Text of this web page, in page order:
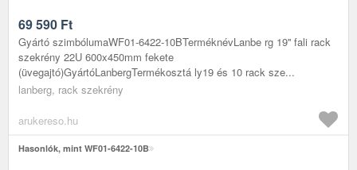
69 590 Ft
Gyártó szimbólumaWF01-6422-10BTerméknévLanbe rg 19'' fali rack
szekrény 22U 600x450mm fekete
(üvegajtó)GyártóLanbergTermékosztá ly19 és 10 rack sze...
lanberg, rack szekrény
arukereso.hu
Hasonlók, mint WF01-6422-10B